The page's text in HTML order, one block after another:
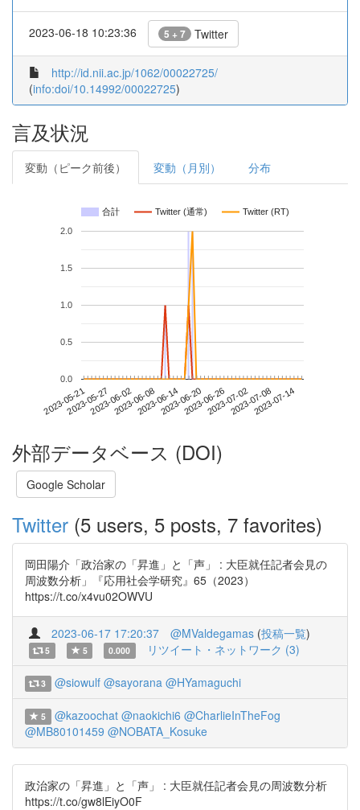
2023-06-18 10:23:36 5 + 7 Twitter
http://id.nii.ac.jp/1062/00022725/
(info:doi/10.14992/00022725)
言及状況
変動（ピーク前後） 変動（月別） 分布
合計 Twitter (通常) Twitter (RT)
2023-05-212023-05-272023-06-022023-06-082023-06-142023-06-202023-06-262023-07-022023-07-082023-07-14
0.0
0.5
1.0
1.5
2.0
外部データベース (DOI)
Google Scholar
Twitter (5 users, 5 posts, 7 favorites)
岡田陽介「政治家の「昇進」と「声」 : 大臣就任記者会見の
周波数分析」『応用社会学研究』65（2023）
https://t.co/x4vu02OWVU
2023-06-17 17:20:37 @MValdegamas (投稿一覧)
5 5 0.000 リツイート・ネットワーク (3)
3 @siowulf @sayorana @HYamaguchi
5 @kazoochat @naokichi6 @CharlieInTheFog
@MB80101459 @NOBATA_Kosuke
政治家の「昇進」と「声」 : 大臣就任記者会見の周波数分析
https://t.co/gw8lEiyO0F